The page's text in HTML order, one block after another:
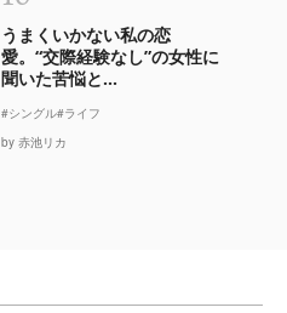
うまくいかない私の恋
愛。“交際経験なし”の女性に
聞いた苦悩と...
#シングル#ライフ
by 赤池リカ